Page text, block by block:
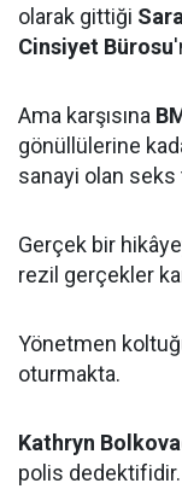
olarak gittiği
Cinsiyet Bürosu
Ama karşısına
gönüllülerine
sanayi olan seks
Gerçek bir
rezil gerçekler
Yönetmen
oturmakta.
Kathryn
polis dedektifidir.